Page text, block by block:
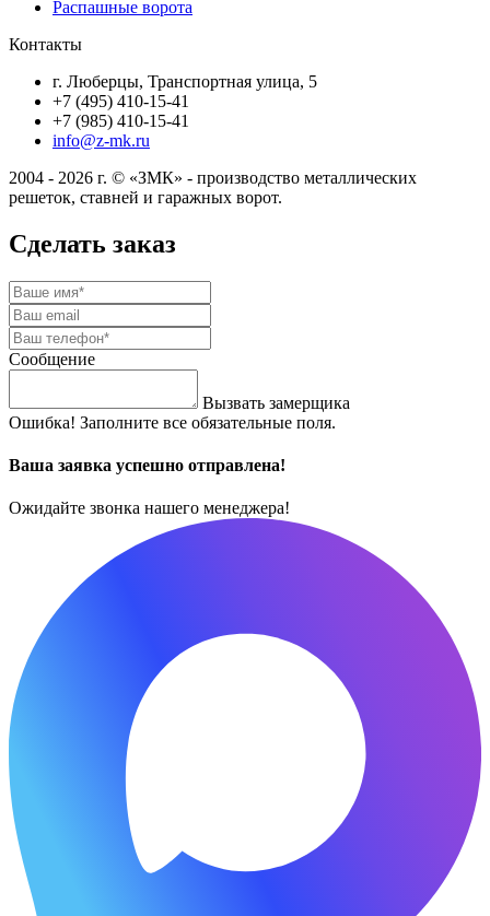
Распашные ворота
Контакты
г. Люберцы, Транспортная улица, 5
+7 (495) 410-15-41
+7 (985) 410-15-41
info@z-mk.ru
2004 - 2026 г. © «ЗМК» - производство металлических
решеток, ставней и гаражных ворот.
Сделать заказ
Сообщение
Вызвать замерщика
Ошибка! Заполните все обязательные поля.
Ваша заявка успешно отправлена!
Ожидайте звонка нашего менеджера!